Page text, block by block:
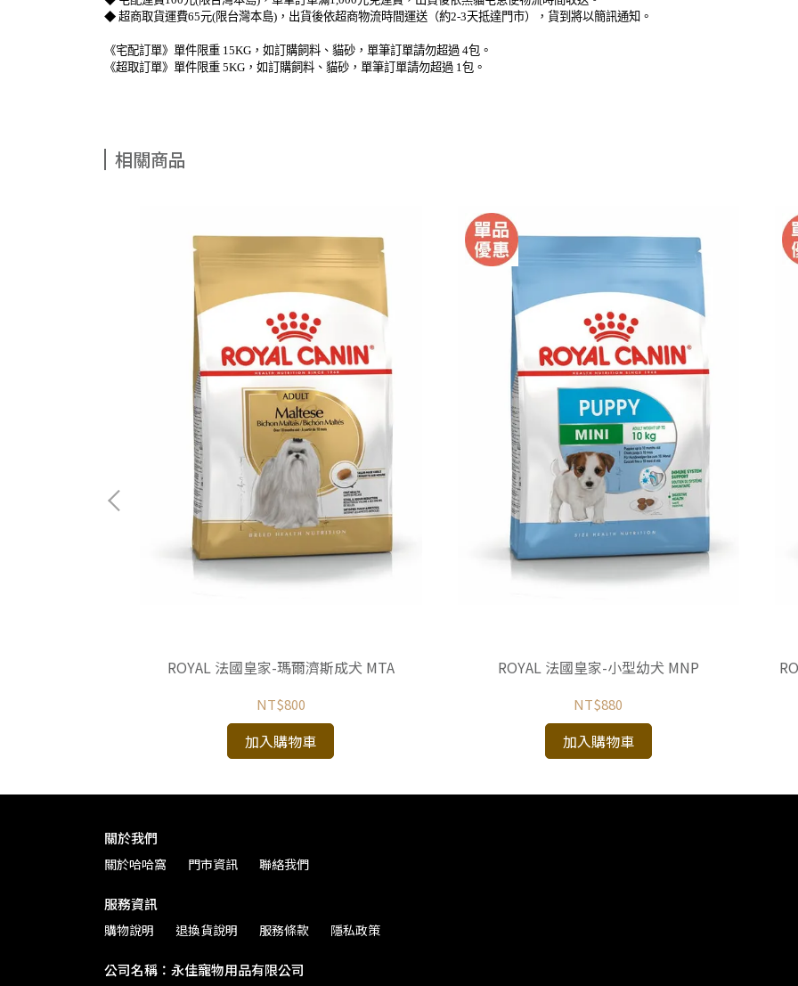
◆ 超商取貨運費65元(限台灣本島)，出貨後依超商物流時間運送（約2-3天抵達門市），貨到將以簡訊通知。
《宅配訂單》單件限重 15KG，如訂購飼料、貓砂，單筆訂單請勿超過 4包。
《超取訂單》單件限重 5KG，如訂購飼料、貓砂，單筆訂單請勿超過 1包。
相關商品
ROYAL 法國皇家-瑪爾濟斯成犬 MTA
NT$800
加入購物車
ROYAL 法國皇家-小型幼犬 MNP
NT$880
加入購物車
關於我們
關於哈哈窩 門市資訊 聯絡我們
服務資訊
購物說明 退換貨說明 服務條款 隱私政策
公司名稱：永佳寵物用品有限公司